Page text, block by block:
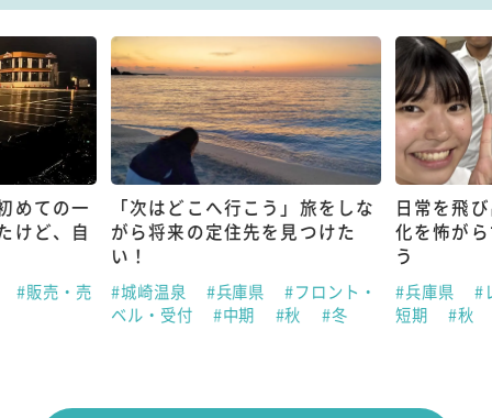
めての一
けど、自
#販売・売
「次はどこへ行こう」旅をしな
がら将来の定住先を見つけた
い！
#城崎温泉 #兵庫県
#フロント・
ベル・受付
#中期 #秋 #冬
日常を飛
化を怖が
う
#兵庫県
#
短期
#秋